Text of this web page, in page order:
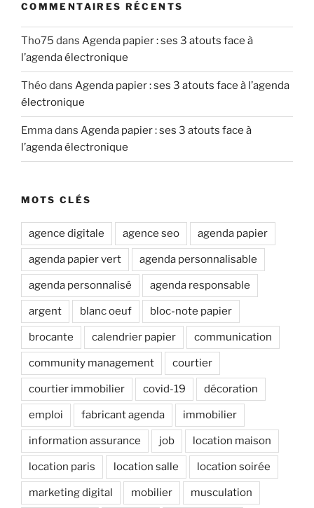
COMMENTAIRES RÉCENTS
Tho75 dans Agenda papier : ses 3 atouts face à
l’agenda électronique
Théodans Agenda papier : ses 3 atouts face à l’agenda
électronique
Emmadans Agenda papier : ses 3 atouts face à
l’agenda électronique
MOTS CLÉS
agence digitale agence seo agenda papier
agenda papier vert agenda personnalisable
agenda personnalisé agenda responsable
argent blanc oeuf bloc-note papier
brocante calendrier papier communication
community management courtier
courtier immobilier covid-19 décoration
emploi fabricant agenda immobilier
information assurance job location maison
location paris location salle location soirée
marketing digital mobilier musculation